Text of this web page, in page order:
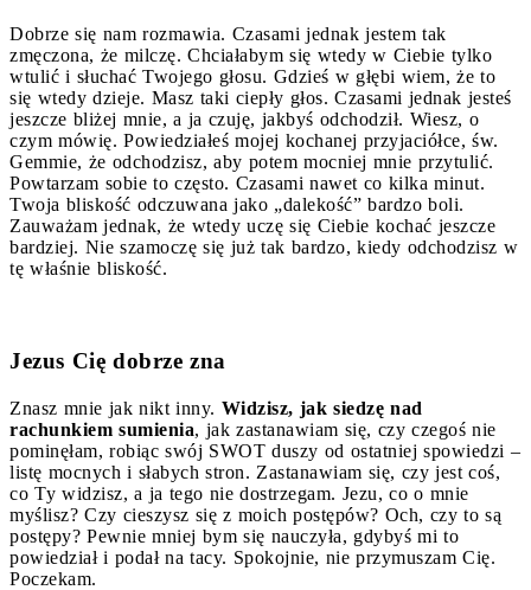
Dobrze się nam rozmawia. Czasami jednak jestem tak
zmęczona, że milczę. Chciałabym się wtedy w Ciebie tylko
wtulić i słuchać Twojego głosu. Gdzieś w głębi wiem, że to
się wtedy dzieje. Masz taki ciepły głos. Czasami jednak jesteś
jeszcze bliżej mnie, a ja czuję, jakbyś odchodził. Wiesz, o
czym mówię. Powiedziałeś mojej kochanej przyjaciółce, św.
Gemmie, że odchodzisz, aby potem mocniej mnie przytulić.
Powtarzam sobie to często. Czasami nawet co kilka minut.
Twoja bliskość odczuwana jako „dalekość” bardzo boli.
Zauważam jednak, że wtedy uczę się Ciebie kochać jeszcze
bardziej. Nie szamoczę się już tak bardzo, kiedy odchodzisz w
tę właśnie bliskość.
Jezus Cię dobrze zna
Znasz mnie jak nikt inny. Widzisz, jak siedzę nad
rachunkiem sumienia, jak zastanawiam się, czy czegoś nie
pominęłam, robiąc swój SWOT duszy od ostatniej spowiedzi –
listę mocnych i słabych stron. Zastanawiam się, czy jest coś,
co Ty widzisz, a ja tego nie dostrzegam. Jezu, co o mnie
myślisz? Czy cieszysz się z moich postępów? Och, czy to są
postępy? Pewnie mniej bym się nauczyła, gdybyś mi to
powiedział i podał na tacy. Spokojnie, nie przymuszam Cię.
Poczekam.